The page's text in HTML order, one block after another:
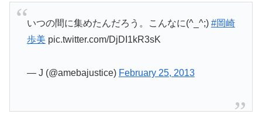
いつの間に集めたんだろう。こんなに(^_^;) #岡崎
歩美 pic.twitter.com/DjDI1kR3sK
— J (@amebajustice) February 25, 2013